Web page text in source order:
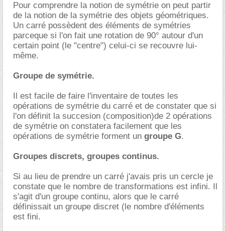
Pour comprendre la notion de symétrie on peut partir
de la notion de la symétrie des objets géométriques.
Un carré possèdent des éléments de symétries
parceque si l'on fait une rotation de 90° autour d'un
certain point (le "centre") celui-ci se recouvre lui-
même.
Groupe de symétrie.
Il est facile de faire l'inventaire de toutes les
opérations de symétrie du carré et de constater que si
l'on définit la succesion (composition)de 2 opérations
de symétrie on constatera facilement que les
opérations de symétrie forment un groupe G.
Groupes discrets, groupes continus.
Si au lieu de prendre un carré j'avais pris un cercle je
constate que le nombre de transformations est infini. Il
s'agit d'un groupe continu, alors que le carré
définissait un groupe discret (le nombre d'éléments
est fini.